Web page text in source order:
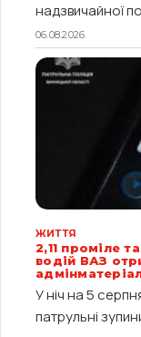
надзвичайної
06.08.2026
ЖИТТЯ
2,11 проміле
водій ВАЗ
У ніч на 5
патрульні